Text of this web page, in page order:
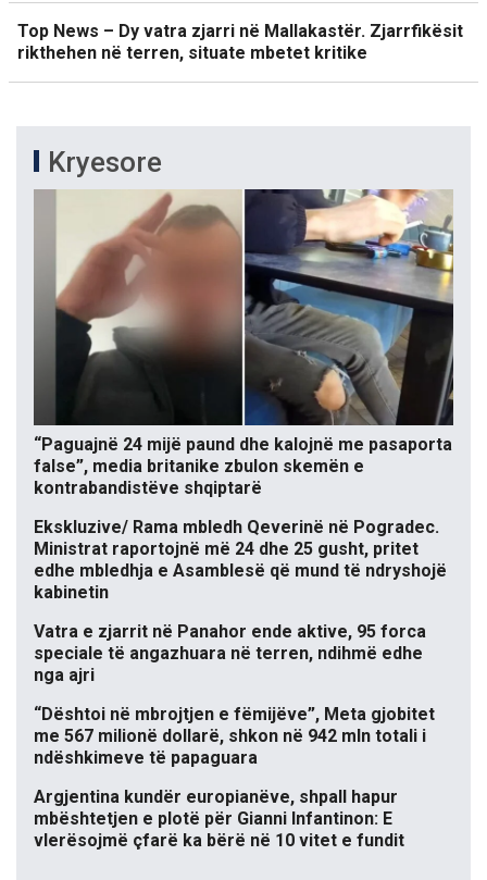
Top News – Dy vatra zjarri në Mallakastër. Zjarrfikësit
rikthehen në terren, situate mbetet kritike
Kryesore
“Paguajnë 24 mijë paund dhe kalojnë me pasaporta
false”, media britanike zbulon skemën e
kontrabandistëve shqiptarë
Ekskluzive/ Rama mbledh Qeverinë në Pogradec.
Ministrat raportojnë më 24 dhe 25 gusht, pritet
edhe mbledhja e Asamblesë që mund të ndryshojë
kabinetin
Vatra e zjarrit në Panahor ende aktive, 95 forca
speciale të angazhuara në terren, ndihmë edhe
nga ajri
“Dështoi në mbrojtjen e fëmijëve”, Meta gjobitet
me 567 milionë dollarë, shkon në 942 mln totali i
ndëshkimeve të papaguara
Argjentina kundër europianëve, shpall hapur
mbështetjen e plotë për Gianni Infantinon: E
vlerësojmë çfarë ka bërë në 10 vitet e fundit